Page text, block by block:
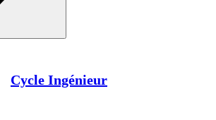
Cycle Ingénieur